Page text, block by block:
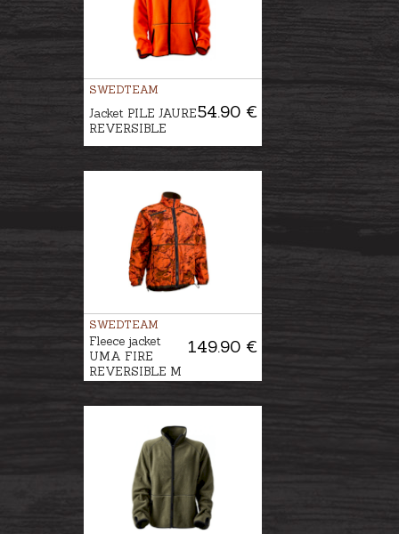
SWEDTEAM
54.90 €
Jacket PILE JAURE
REVERSIBLE
SWEDTEAM
149.90 €
Fleece jacket
UMA FIRE
REVERSIBLE M